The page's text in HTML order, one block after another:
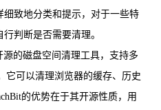
致地分类和提示，对于一些特
判断是否需要清理。
源的磁盘空间清理工具，支持多
它可以清理浏览器的缓存、历史
的优势在于其开源性质，用